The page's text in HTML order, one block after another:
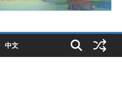
中文